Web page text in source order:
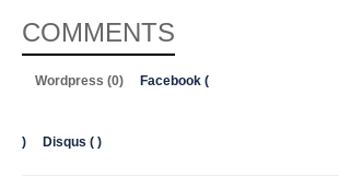
COMMENTS
Wordpress (0) Facebook (
) Disqus ( )